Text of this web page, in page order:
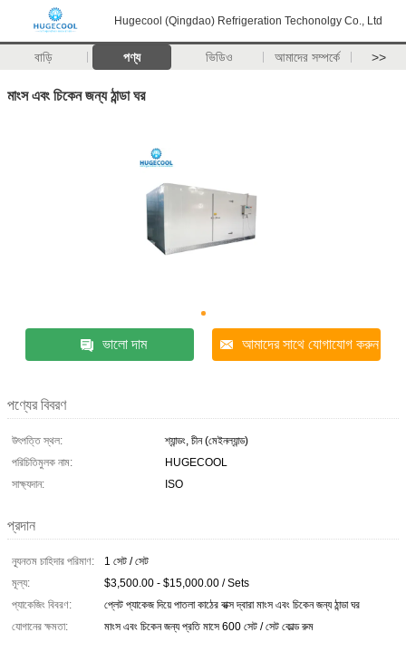
Hugecool (Qingdao) Refrigeration Techonolgy Co., Ltd
বাড়ি পণ্য ভিডিও আমাদের সম্পর্কে >>
মাংস এবং চিকেন জন্য ঠান্ডা ঘর
ভালো দাম আমাদের সাথে যোগাযোগ করুন
পণ্যের বিবরণ
উৎপত্তি স্থল:
শ্যান্ডং, চীন (মেইনল্যান্ড)
পরিচিতিমুলক নাম:
HUGECOOL
সাক্ষ্যদান:
ISO
প্রদান
ন্যূনতম চাহিদার পরিমাণ:
1 সেট / সেট
মূল্য:
$3,500.00 - $15,000.00 / Sets
প্যাকেজিং বিবরণ:
প্লেট প্যাকেজ দিয়ে পাতলা কাঠের বাক্স দ্বারা মাংস এবং চিকেন জন্য ঠান্ডা ঘর
যোগানের ক্ষমতা:
মাংস এবং চিকেন জন্য প্রতি মাসে 600 সেট / সেট কোল্ড রুম